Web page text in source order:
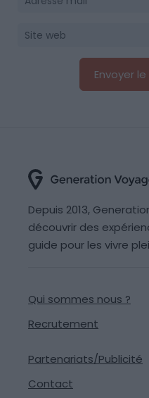
Depuis 2013,
découvrir des
guide pour les vivre
Qui sommes nous ?
Recrutement
Partenariats/Publicité
Contact